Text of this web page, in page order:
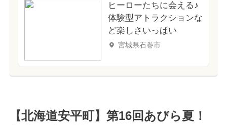
ヒーローたちに会える♪
体験型アトラクションな
ど楽しさいっぱい
宮城県石巻市
【北海道安平町】第16回あびら夏！